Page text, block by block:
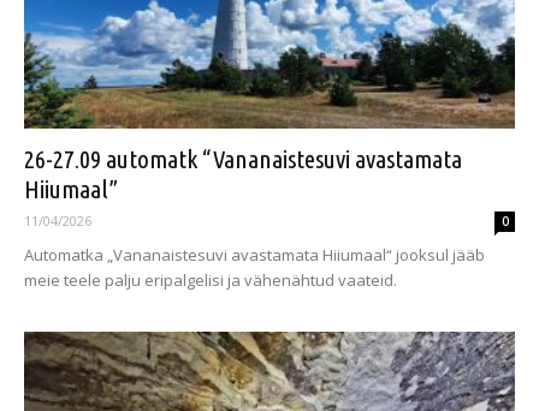
26-27.09 automatk “Vananaistesuvi avastamata
Hiiumaal”
11/04/2026 0
Automatka „Vananaistesuvi avastamata Hiiumaal“ jooksul jääb
meie teele palju eripalgelisi ja vähenähtud vaateid.